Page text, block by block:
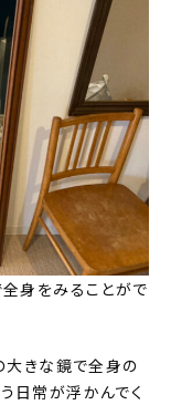
身をみることがで
大きな鏡で全身の
日常が浮かんでく